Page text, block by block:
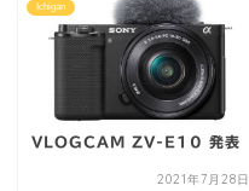
Ichigan
VLOGCAM ZV-E10 発表
2021年7月28日